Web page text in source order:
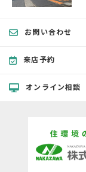
お問い合わせ
来店予約
オンライン相談